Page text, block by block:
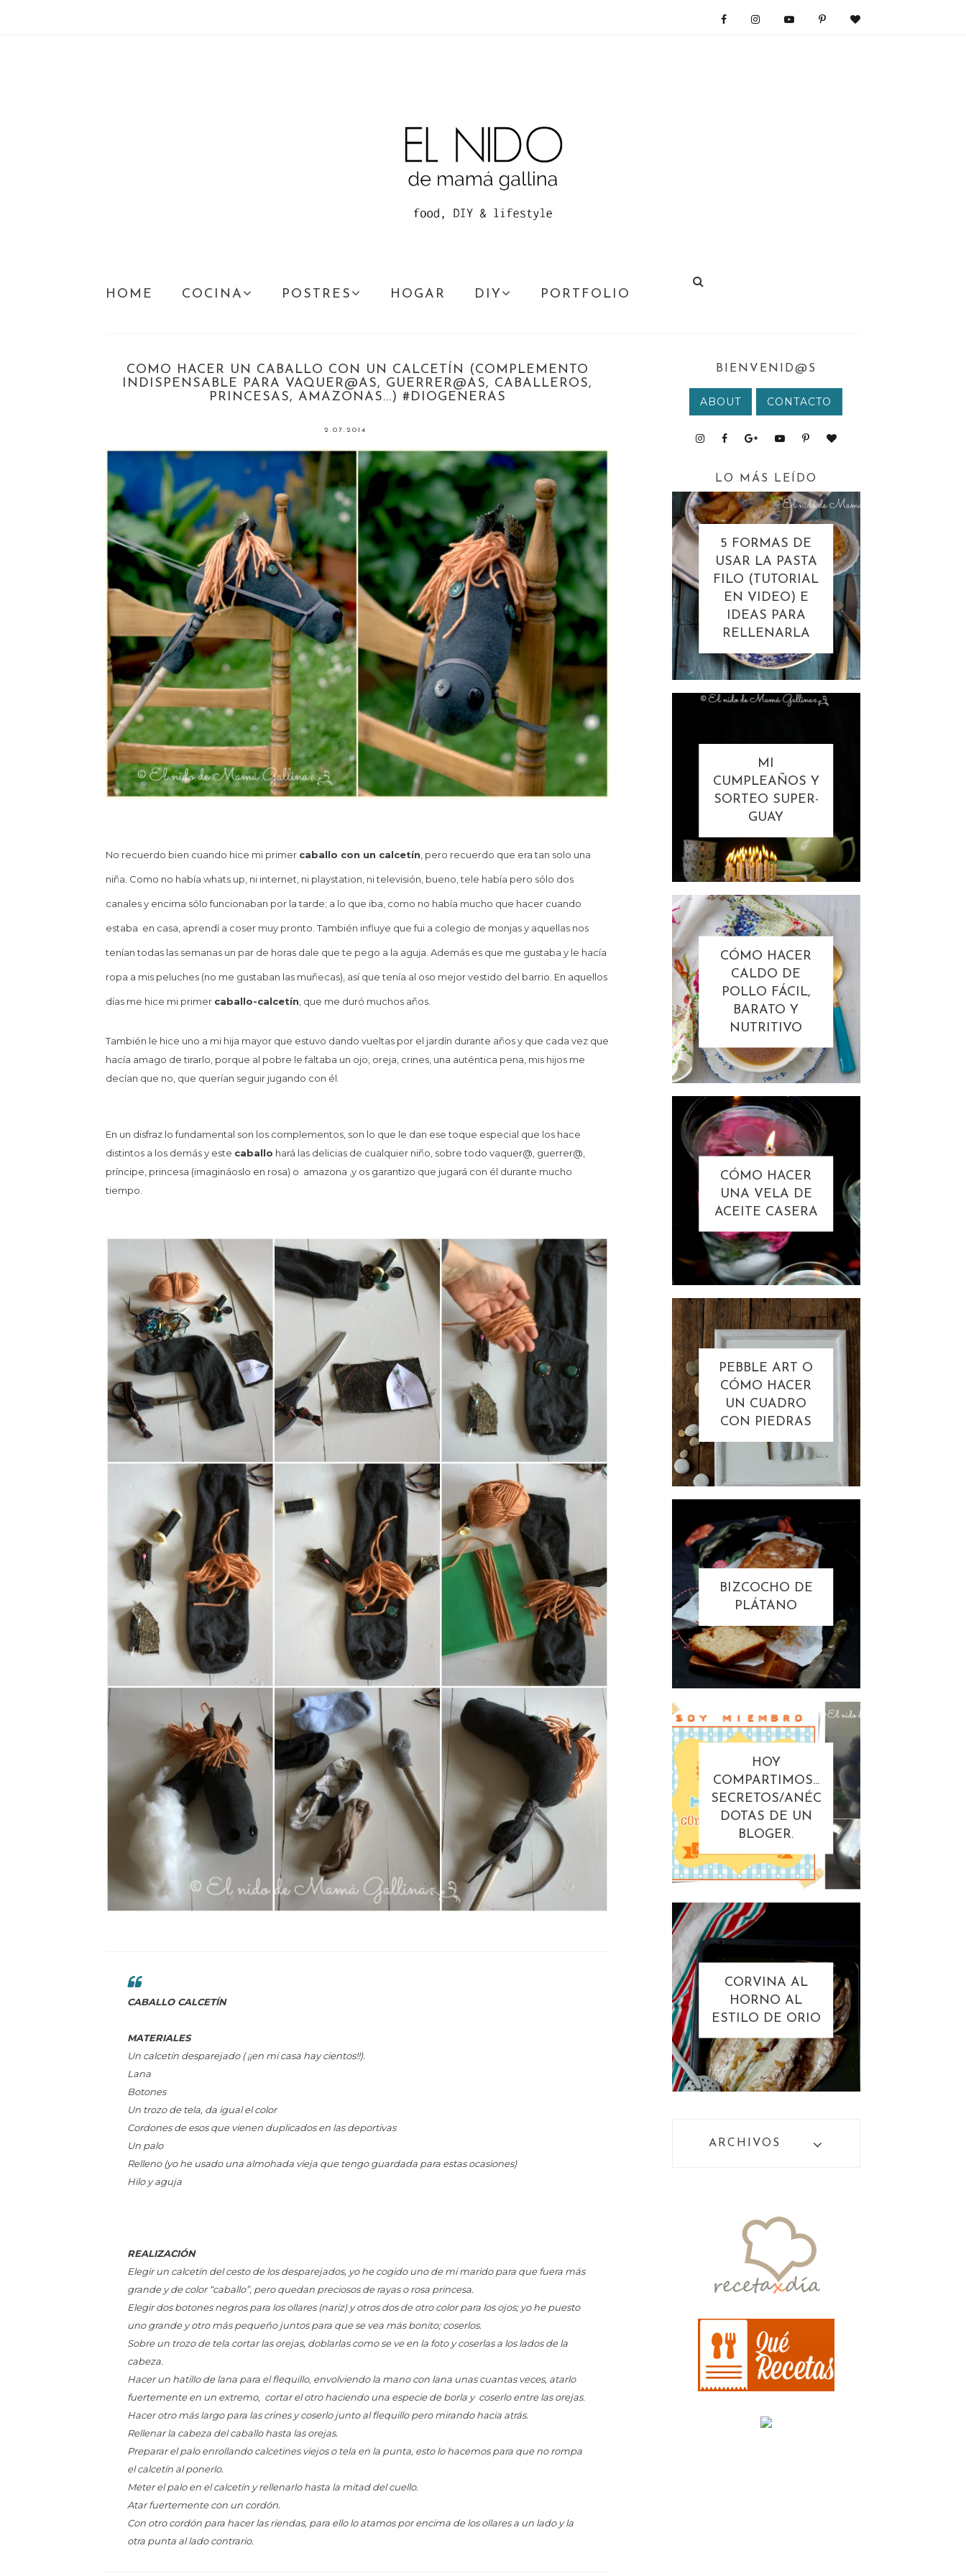
HOME COCINA POSTRES HOGAR DIY PORTFOLIO
COMO HACER UN CABALLO CON UN CALCETÍN (COMPLEMENTO
INDISPENSABLE PARA VAQUER@AS, GUERRER@AS, CABALLEROS,
PRINCESAS, AMAZONAS...) #DIOGENERAS
2.07.2014
No recuerdo bien cuando hice mi primer caballo con un calcetín, pero recuerdo que era tan solo una
niña. Como no había whats up, ni internet, ni playstation, ni televisión, bueno, tele había pero sólo dos
canales y encima sólo funcionaban por la tarde; a lo que iba, como no había mucho que hacer cuando
estaba en casa, aprendí a coser muy pronto. También influye que fui a colegio de monjas y aquellas nos
tenían todas las semanas un par de horas dale que te pego a la aguja. Además es que me gustaba y le hacía
ropa a mis peluches (no me gustaban las muñecas), así que tenía al oso mejor vestido del barrio. En aquellos
días me hice mi primer caballo-calcetín, que me duró muchos años.
También le hice uno a mi hija mayor que estuvo dando vueltas por el jardín durante años y que cada vez que
hacía amago de tirarlo, porque al pobre le faltaba un ojo, oreja, crines, una auténtica pena, mis hijos me
decían que no, que querían seguir jugando con él.
En un disfraz lo fundamental son los complementos, son lo que le dan ese toque especial que los hace
distintos a los demás y este caballo hará las delicias de cualquier niño, sobre todo vaquer@, guerrer@,
príncipe, princesa (imagináoslo en rosa) o amazona ,y os garantizo que jugará con él durante mucho
tiempo.
CABALLO CALCETÍN
MATERIALES
Un calcetín desparejado ( ¡¡en mi casa hay cientos!!).
Lana
Botones
Un trozo de tela, da igual el color
Cordones de esos que vienen duplicados en las deportivas
Un palo
Relleno (yo he usado una almohada vieja que tengo guardada para estas ocasiones)
Hilo y aguja
REALIZACIÓN
Elegir un calcetín del cesto de los desparejados, yo he cogido uno de mi marido para que fuera más
grande y de color “caballo”, pero quedan preciosos de rayas o rosa princesa.
Elegir dos botones negros para los ollares (nariz) y otros dos de otro color para los ojos; yo he puesto
uno grande y otro más pequeño juntos para que se vea más bonito; coserlos.
Sobre un trozo de tela cortar las orejas, doblarlas como se ve en la foto y coserlas a los lados de la
cabeza.
Hacer un hatillo de lana para el flequillo, envolviendo la mano con lana unas cuantas veces, atarlo
fuertemente en un extremo, cortar el otro haciendo una especie de borla y coserlo entre las orejas.
Hacer otro más largo para las crines y coserlo junto al flequillo pero mirando hacia atrás.
Rellenar la cabeza del caballo hasta las orejas.
Preparar el palo enrollando calcetines viejos o tela en la punta, esto lo hacemos para que no rompa
el calcetín al ponerlo.
Meter el palo en el calcetín y rellenarlo hasta la mitad del cuello.
Atar fuertemente con un cordón.
Con otro cordón para hacer las riendas, para ello lo atamos por encima de los ollares a un lado y la
otra punta al lado contrario.
BIENVENID@S
ABOUT CONTACTO
LO MÁS LEÍDO
5 FORMAS DE
USAR LA PASTA
FILO (TUTORIAL
EN VIDEO) E
IDEAS PARA
RELLENARLA
MI
CUMPLEAÑOS Y
SORTEO SUPER-
GUAY
CÓMO HACER
CALDO DE
POLLO FÁCIL,
BARATO Y
NUTRITIVO
CÓMO HACER
UNA VELA DE
ACEITE CASERA
PEBBLE ART O
CÓMO HACER
UN CUADRO
CON PIEDRAS
BIZCOCHO DE
PLÁTANO
HOY
COMPARTIMOS...
SECRETOS/ANÉC
DOTAS DE UN
BLOGER.
CORVINA AL
HORNO AL
ESTILO DE ORIO
ARCHIVOS